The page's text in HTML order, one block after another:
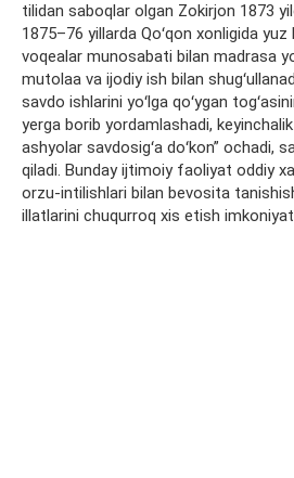
tilidan saboqlar olgan Zokirjon 1873
1875–76 yillarda Qoʻqon xonligida
voqealar munosabati bilan madrasa
mutolaa va ijodiy ish bilan
savdo ishlarini yoʻlga qoʻygan
yerga borib yordamlashadi,
ashyolar savdosigʻa doʻkon” ochadi,
qiladi. Bunday ijtimoiy faoliyat oddiy
orzu-intilishlari bilan bevosita
illatlarini chuqurroq xis etish